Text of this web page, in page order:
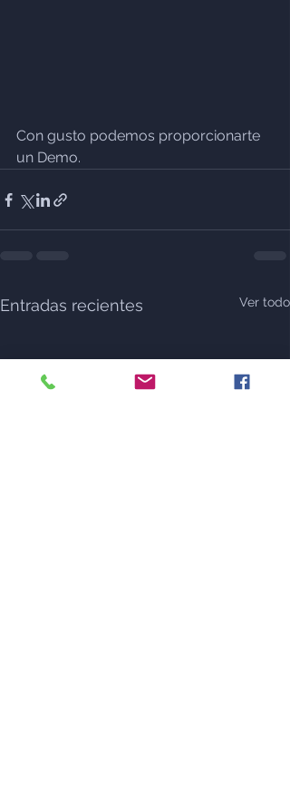
Con gusto podemos proporcionarte
un Demo.
Entradas recientes Ver todo